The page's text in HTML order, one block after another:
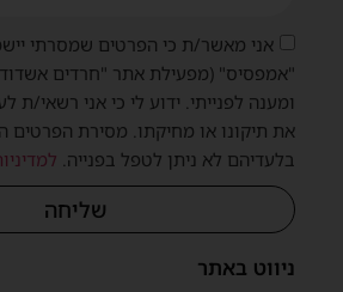
ניווט באתר
אני מאשר/ת כי הפרטים שמסרתי
"אמפסיס" (מפעילת אתר "חרדים
ומענה לפנייתי. ידוע לי כי אני רשאי/ת
את תיקונו או מחיקתו. מסירת הפרטים
בלעדיהם לא ניתן לטפל בפנייה.
שליחה